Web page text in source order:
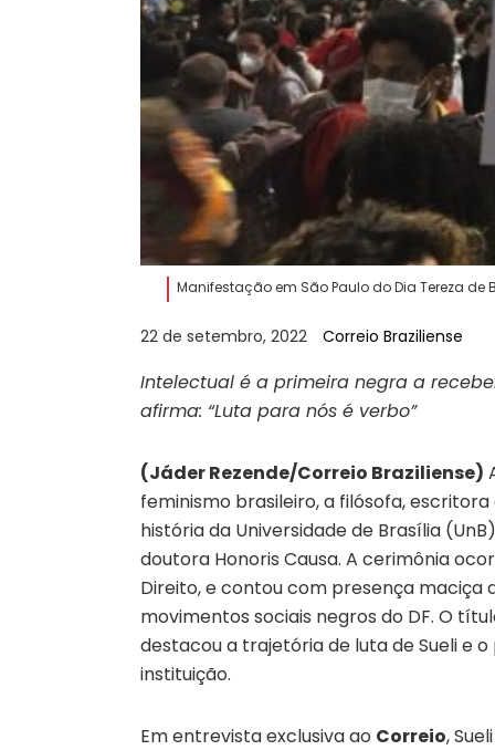
Manifestação em São Paulo do Dia Tereza de
22 de setembro, 2022 Correio Braziliense
Intelectual é a primeira negra a
afirma: “Luta para nós é verbo”
(Jáder Rezende/Correio Braziliense)
feminismo brasileiro, a filósofa,
história da Universidade de Brasília
doutora Honoris Causa. A cerimônia
Direito, e contou com presença maciça
movimentos sociais negros do DF. O
destacou a trajetória de luta de Sueli e
instituição.
Em entrevista exclusiva ao Correio,